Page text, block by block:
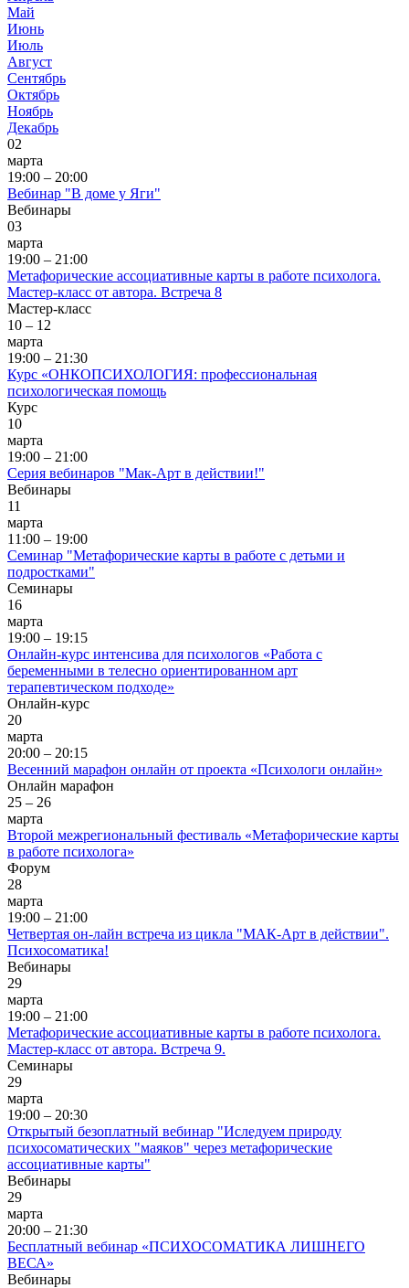
Май
Июнь
Июль
Август
Сентябрь
Октябрь
Ноябрь
Декабрь
02
марта
19:00 – 20:00
Вебинар "В доме у Яги"
Вебинары
03
марта
19:00 – 21:00
Метафорические ассоциативные карты в работе психолога.
Мастер-класс от автора. Встреча 8
Мастер-класс
10 – 12
марта
19:00 – 21:30
Курс «ОНКОПСИХОЛОГИЯ: профессиональная
психологическая помощь
Курс
10
марта
19:00 – 21:00
Серия вебинаров "Мак-Арт в действии!"
Вебинары
11
марта
11:00 – 19:00
Семинар "Метафорические карты в работе с детьми и
подростками"
Семинары
16
марта
19:00 – 19:15
Онлайн-курс интенсива для психологов «Работа с
беременными в телесно ориентированном арт
терапевтическом подходе»
Онлайн-курс
20
марта
20:00 – 20:15
Весенний марафон онлайн от проекта «Психологи онлайн»
Онлайн марафон
25 – 26
марта
Второй межрегиональный фестиваль «Метафорические карты
в работе психолога»
Форум
28
марта
19:00 – 21:00
Четвертая он-лайн встреча из цикла "МАК-Арт в действии".
Психосоматика!
Вебинары
29
марта
19:00 – 21:00
Метафорические ассоциативные карты в работе психолога.
Мастер-класс от автора. Встреча 9.
Семинары
29
марта
19:00 – 20:30
Открытый безоплатный вебинар "Иследуем природу
психосоматических "маяков" через метафорические
ассоциативные карты"
Вебинары
29
марта
20:00 – 21:30
Бесплатный вебинар «ПСИХОСОМАТИКА ЛИШНЕГО
ВЕСА»
Вебинары